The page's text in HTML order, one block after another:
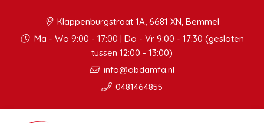
Klappenburgstraat 1A, 6681 XN, Bemmel
Ma - Wo 9:00 - 17:00 | Do - Vr 9:00 - 17:30 (gesloten
tussen 12:00 - 13:00)
info@obdamfa.nl
0481464855